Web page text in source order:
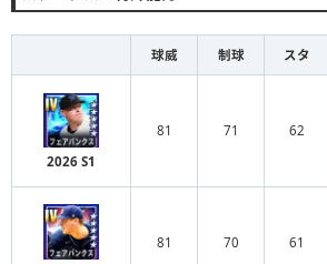
球威 制球 スタ
2026 S1
81 71 62
81 70 61